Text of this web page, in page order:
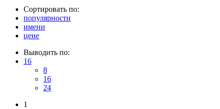
Сортировать по:
популярности
имени
цене
Выводить по:
16
8
16
24
1